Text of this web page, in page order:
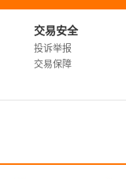
交易安全
投诉举报
交易保障